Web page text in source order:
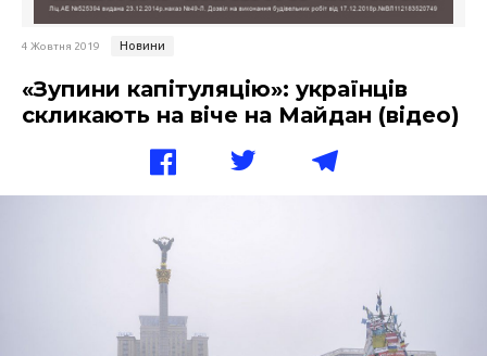
4 Жовтня 2019 Новини
«Зупини капітуляцію»: українців
скликають на віче на Майдан (відео)